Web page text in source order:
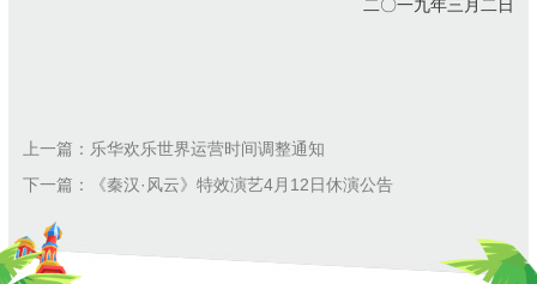
二〇一九年三月二日
上一篇：乐华欢乐世界运营时间调整通知
下一篇：《秦汉·风云》特效演艺4月12日休演公告